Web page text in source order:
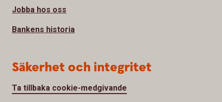
Jobba hos oss
Bankens historia
Säkerhet och integritet
Ta tillbaka cookie-medgivande